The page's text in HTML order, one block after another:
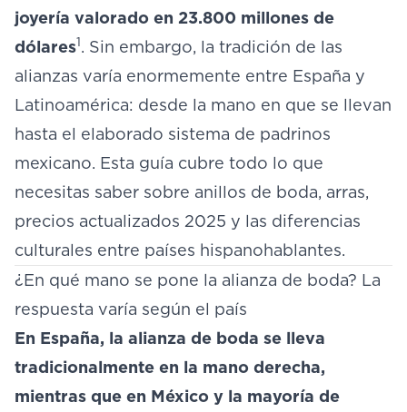
joyería valorado en 23.800 millones de
dólares1. Sin embargo, la tradición de las
alianzas varía enormemente entre España y
Latinoamérica: desde la mano en que se llevan
hasta el elaborado sistema de padrinos
mexicano. Esta guía cubre todo lo que
necesitas saber sobre anillos de boda, arras,
precios actualizados 2025 y las diferencias
culturales entre países hispanohablantes.
¿En qué mano se pone la alianza de boda? La
respuesta varía según el país
En España, la alianza de boda se lleva
tradicionalmente en la mano derecha,
mientras que en México y la mayoría de